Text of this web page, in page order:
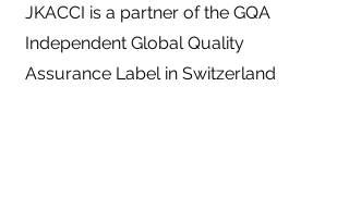
JKACCI is a partner of the GQA
Independent Global Quality
Assurance Label in Switzerland